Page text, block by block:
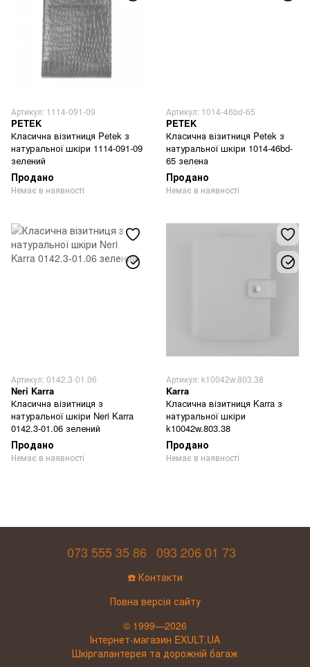
Артикул: 1114-091-09
PETEK
Класична візитниця Petek з
натуральної шкіри 1114-091-09
зелений
Продано
Немає в наявності
Артикул: 1014-46bd-65
PETEK
Класична візитниця Petek з
натуральної шкіри 1014-46bd-
65 зелена
Продано
Немає в наявності
Артикул: 0142.3-01.06
Neri Karra
Класична візитниця з
натуральної шкіри Neri Karra
0142.3-01.06 зелений
Продано
Немає в наявності
Артикул: k10042w.803.38
Karra
Класична візитниця Karra з
натуральної шкіри
k10042w.803.38
Продано
Немає в наявності
073 555 35 86 093 206 01 73
☎️ Контакти
Повна версія сайту
© 1999—2026
Інтернет-магазин EXULT.UA
Шкіргалантерея та дорожній багаж